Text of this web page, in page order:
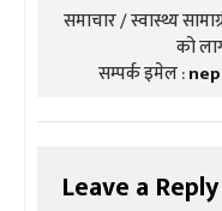
समाचार / स्वास्थ्य
को
सम्पर्क इमेल :
Leave a Reply